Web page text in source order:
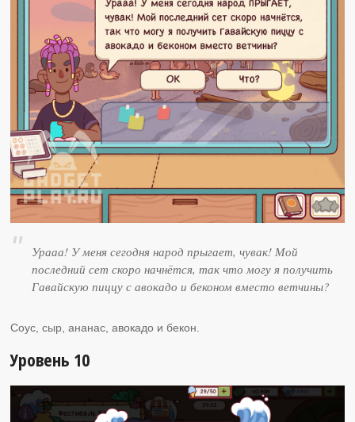
Урааа! У меня сегодня народ прыгает, чувак! Мой
последний сет скоро начнётся, так что могу я получить
Гавайскую пиццу с авокадо и беконом вместо ветчины?
Соус, сыр, ананас, авокадо и бекон.
Уровень 10